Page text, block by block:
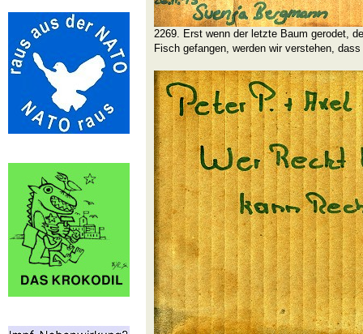
2269. Erst wenn der letzte Baum gerodet,
Fisch gefangen, werden wir verstehen,